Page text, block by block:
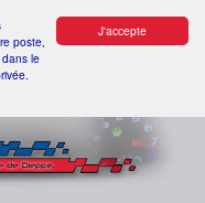
J'accepte
poste,
le